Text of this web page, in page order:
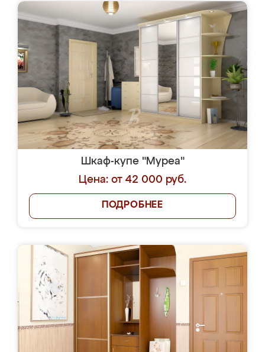
Шкаф-купе "Муреа"
Цена: от 42 000 руб.
ПОДРОБНЕЕ